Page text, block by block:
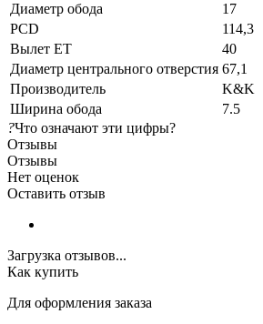
Диаметр обода
17
PCD
114,3
Вылет ET
40
Диаметр центрального отверстия 67,1
Производитель
K&K
Ширина обода
7.5
?Что означают эти цифры?
Отзывы
Отзывы
Нет оценок
Оставить отзыв
Загрузка отзывов...
Как купить
Для оформления заказа